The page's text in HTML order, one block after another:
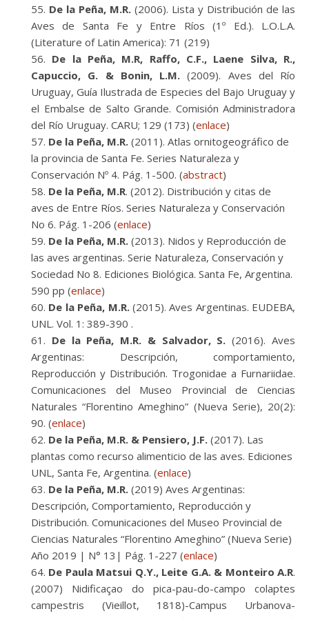
De la Peña, M.R. (2006). Lista y Distribución de las
Aves de Santa Fe y Entre Ríos (1º Ed.). L.O.L.A.
(Literature of Latin America): 71 (219)
De la Peña, M.R, Raffo, C.F., Laene Silva, R.,
Capuccio, G. & Bonin, L.M. (2009). Aves del Río
Uruguay, Guía Ilustrada de Especies del Bajo Uruguay y
el Embalse de Salto Grande. Comisión Administradora
del Río Uruguay. CARU; 129 (173) (enlace)
De la Peña, M.R. (2011). Atlas ornitogeográfico de
la provincia de Santa Fe. Series Naturaleza y
Conservación Nº 4. Pág. 1-500. (abstract)
De la Peña, M.R. (2012). Distribución y citas de
aves de Entre Ríos. Series Naturaleza y Conservación
No 6. Pág. 1-206 (enlace)
De la Peña, M.R. (2013). Nidos y Reproducción de
las aves argentinas. Serie Naturaleza, Conservación y
Sociedad No 8. Ediciones Biológica. Santa Fe, Argentina.
590 pp (enlace)
De la Peña, M.R.(2015). Aves Argentinas. EUDEBA,
UNL. Vol. 1: 389-390 .
De la Peña, M.R. & Salvador, S. (2016). Aves
Argentinas: Descripción, comportamiento,
Reproducción y Distribución. Trogonidae a Furnariidae.
Comunicaciones del Museo Provincial de Ciencias
Naturales “Florentino Ameghino” (Nueva Serie), 20(2):
90. (enlace)
De la Peña, M.R. & Pensiero, J.F. (2017). Las
plantas como recurso alimenticio de las aves. Ediciones
UNL, Santa Fe, Argentina. (enlace)
De la Peña, M.R. (2019) Aves Argentinas:
Descripción, Comportamiento, Reproducción y
Distribución. Comunicaciones del Museo Provincial de
Ciencias Naturales “Florentino Ameghino” (Nueva Serie)
Año 2019 | N° 13| Pág. 1-227 (enlace)
De Paula Matsui Q.Y., Leite G.A. & Monteiro A.R.
(2007) Nidificaçao do pica-pau-do-campo colaptes
campestris (Vieillot, 1818)-Campus Urbanova-